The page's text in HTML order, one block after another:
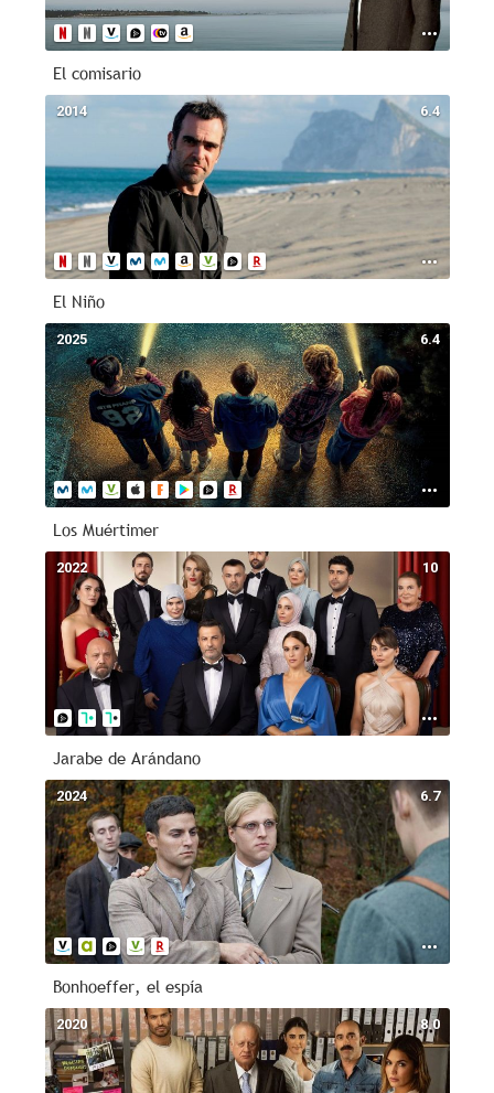
El comisario
6.4
2014
El Niño
6.4
2025
Los Muértimer
10
2022
Jarabe de Arándano
6.7
2024
Bonhoeffer, el espía
8.0
2020